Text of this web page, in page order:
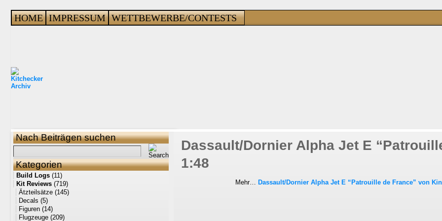
HOME IMPRESSUM WETTBEWERBE/CONTESTS
Nach Beiträgen suchen
Kategorien
Build Logs (11)
Kit Reviews (719)
Ätzteilsätze (145)
Decals (5)
Figuren (14)
Flugzeuge (209)
Dassault/Dornier Alpha Jet E
1:48
Mehr… Dassault/Dornier Alpha Jet E “Patrouille de France” von